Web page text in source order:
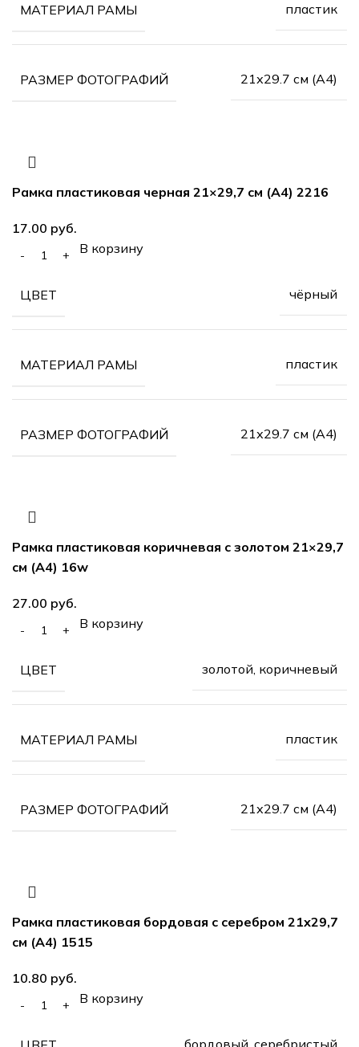
МАТЕРИАЛ РАМЫ пластик
РАЗМЕР ФОТОГРАФИЙ 21х29.7 см (А4)
Рамка пластиковая черная 21×29,7 см (А4) 2216
руб.
В корзину
ЦВЕТ чёрный
МАТЕРИАЛ РАМЫ пластик
РАЗМЕР ФОТОГРАФИЙ 21х29.7 см (А4)
Рамка пластиковая коричневая с золотом 21×29,7
см (А4) 16w
руб.
В корзину
ЦВЕТ золотой, коричневый
МАТЕРИАЛ РАМЫ пластик
РАЗМЕР ФОТОГРАФИЙ 21х29.7 см (А4)
Рамка пластиковая бордовая с серебром 21х29,7
см (А4) 1515
руб.
В корзину
бордовый, серебристый